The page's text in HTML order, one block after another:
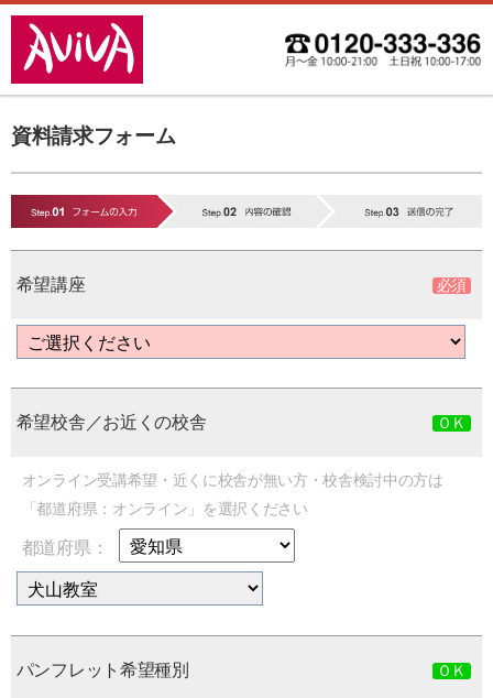
資料請求フォーム
希望講座
希望校舎／お近くの校舎
オンライン受講希望・近くに校舎が無い方・校舎検討中の方は
「都道府県：オンライン」を選択ください
都道府県：
パンフレット希望種別